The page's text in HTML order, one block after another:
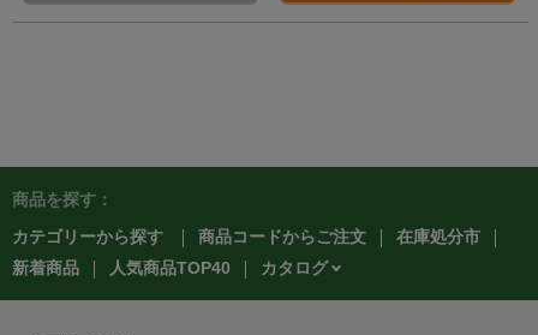
商品を探す：
カテゴリーから探す
商品コードからご注文
在庫処分市
新着商品
人気商品TOP40 カタログ